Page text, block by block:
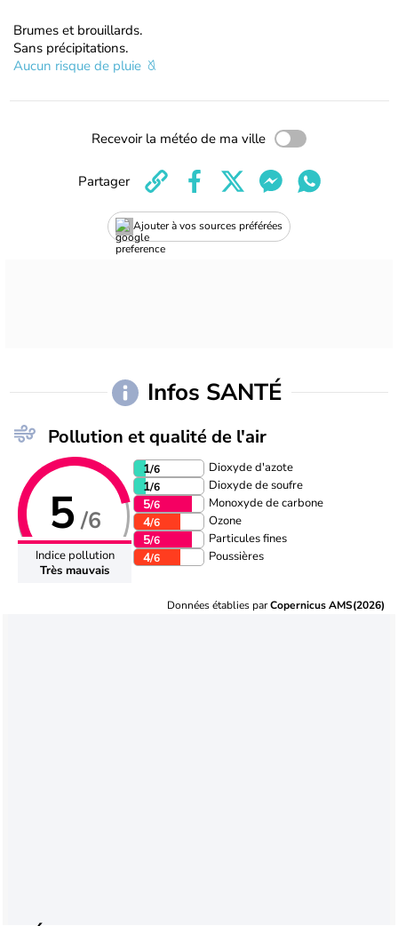
Brumes et brouillards.
Sans précipitations.
Aucun risque de pluie
Recevoir la météo de ma ville
Ajouter à vos sources préférées
Partager
Infos SANTÉ
Pollution et qualité de l'air
5 /6
Indice pollution
Très mauvais
1/6 Dioxyde d'azote
1/6 Dioxyde de soufre
5/6 Monoxyde de carbone
4/6 Ozone
5/6 Particules fines
4/6 Poussières
Données établies parCopernicus AMS(2026)